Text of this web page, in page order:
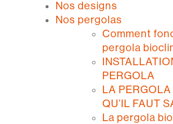
Nos designs
Nos pergolas
Comment
pergola
PERGOLA
LA
QU’IL FAUT
La pergola